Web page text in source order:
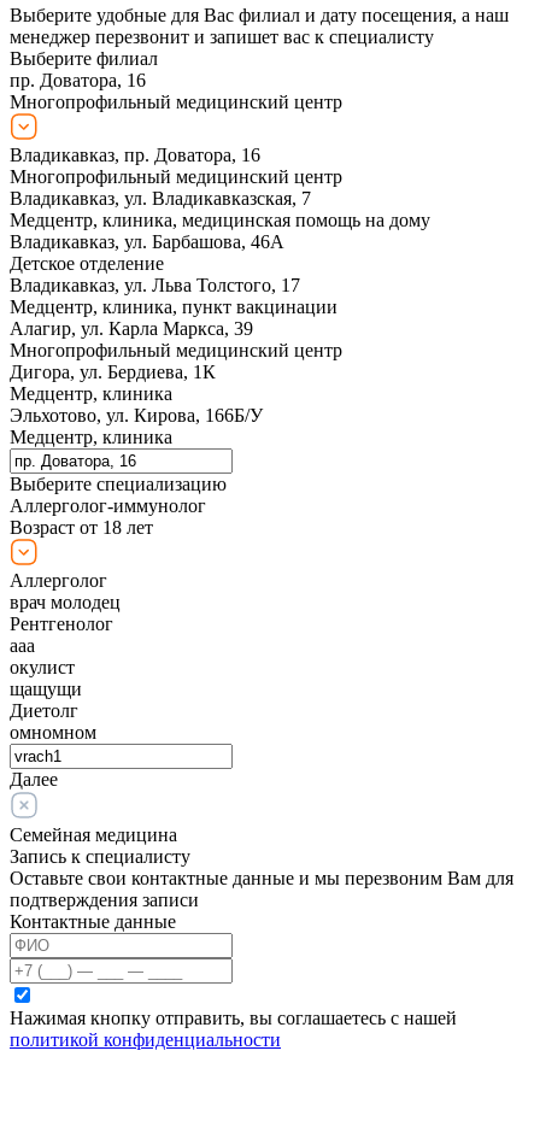
Выберите удобные для Вас филиал и дату посещения, а наш
менеджер перезвонит и запишет вас к специалисту
Выберите филиал
пр. Доватора, 16
Многопрофильный медицинский центр
Владикавказ, пр. Доватора, 16
Многопрофильный медицинский центр
Владикавказ, ул. Владикавказская, 7
Медцентр, клиника, медицинская помощь на дому
Владикавказ, ул. Барбашова, 46А
Детское отделение
Владикавказ, ул. Льва Толстого, 17
Медцентр, клиника, пункт вакцинации
Алагир, ул. Карла Маркса, 39
Многопрофильный медицинский центр
Дигора, ул. Бердиева, 1К
Медцентр, клиника
Эльхотово, ул. Кирова, 166Б/У
Медцентр, клиника
Выберите специализацию
Аллерголог-иммунолог
Возраст от 18 лет
Аллерголог
врач молодец
Рентгенолог
ааа
окулист
щащущи
Диетолг
омномном
Далее
Семейная медицина
Запись к специалисту
Оставьте свои контактные данные и мы перезвоним Вам для
подтверждения записи
Контактные данные
Нажимая кнопку отправить, вы соглашаетесь с нашей
политикой конфиденциальности